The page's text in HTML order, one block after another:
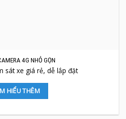
4G NHỎ GỌN
sát xe giá rẻ, dễ lắp đặt
HIỂU THÊM